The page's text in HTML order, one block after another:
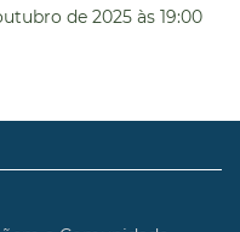
de 2025 às 19:00